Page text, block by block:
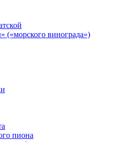
(«морского винограда»)
пиона